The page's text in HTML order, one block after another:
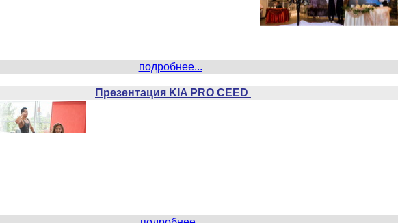
подробнее...
Презентация KIA PRO CEED